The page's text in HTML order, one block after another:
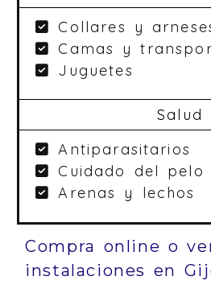
Collares y
Camas y
Juguetes
Salud
Antiparasitarios
Cuidado del pelo
Arenas y lechos
Compra online o
instalaciones en